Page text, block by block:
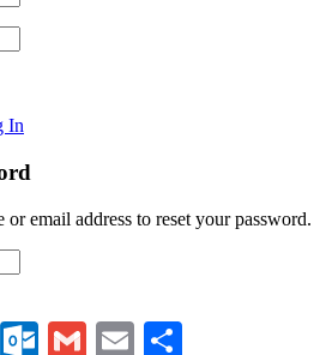
In
or email address to reset your password.
MessengerOutlook.com
Gmail Email